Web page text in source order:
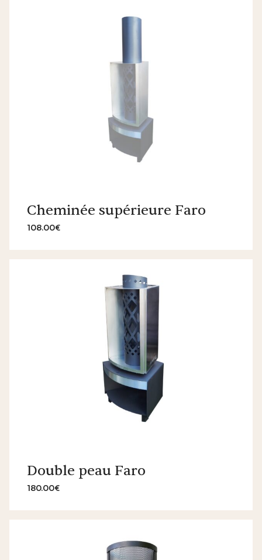
Cheminée supérieure Faro
108.00€
Double peau Faro
180.00€